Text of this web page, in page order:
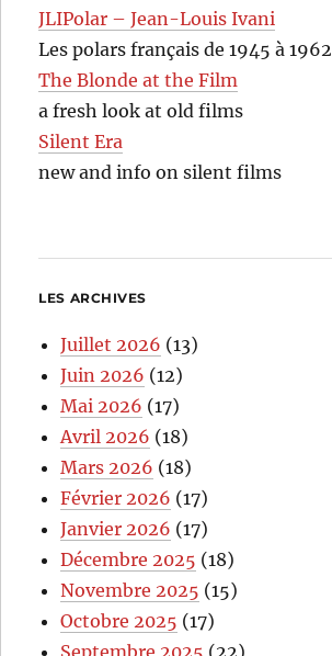
JLIPolar – Jean-Louis Ivani
Les polars français de 1945 à 1962
The Blonde at the Film
a fresh look at old films
Silent Era
new and info on silent films
LES ARCHIVES
Juillet 2026 (13)
Juin 2026 (12)
Mai 2026 (17)
Avril 2026 (18)
Mars 2026 (18)
Février 2026 (17)
Janvier 2026 (17)
Décembre 2025 (18)
Novembre 2025 (15)
Octobre 2025 (17)
Septembre 2025 (22)